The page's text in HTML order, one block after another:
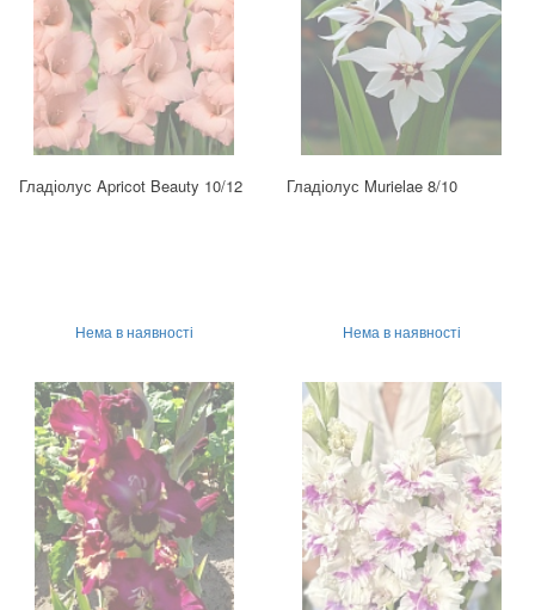
Гладіолус Apricot Beauty 10/12
Нема в наявності
Гладіолус Murielae 8/10
Нема в наявності